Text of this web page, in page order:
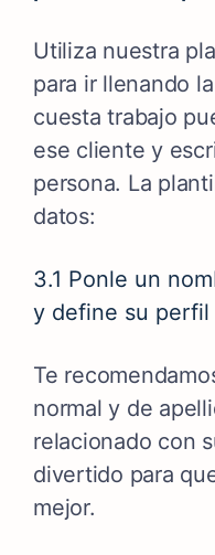
Utiliza nuestra
para ir llenando
cuesta trabajo
ese cliente y
persona. La
datos:
3.1 Ponle un
y define su perfil
Te
normal y de
relacionado con
divertido para
mejor.